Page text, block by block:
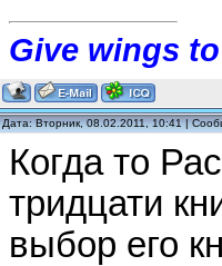
Give wings
Дата: Вторник, 08.02.2011, 10:41 |
Когда то
тридцати
выбор его